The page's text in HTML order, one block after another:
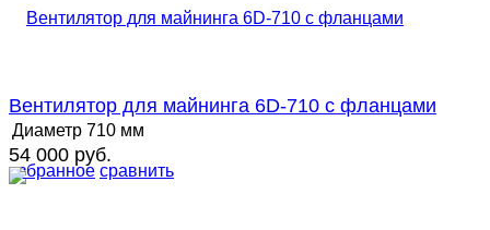
избранное сравнить
Вентилятор для майнинга 6D-710 с фланцами
Диаметр 710 мм
54 000 руб.